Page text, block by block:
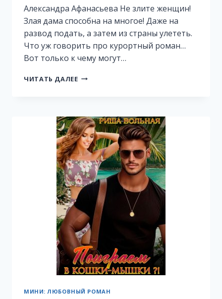
Александра Афанасьева Не злите женщин!
Злая дама способна на многое! Даже на
развод подать, а затем из страны улететь.
Что уж говорить про курортный роман…
Вот только к чему могут…
ЧИТАТЬ ДАЛЕЕ ПО
МИНИ: ЛЮБОВНЫЙ РОМАН